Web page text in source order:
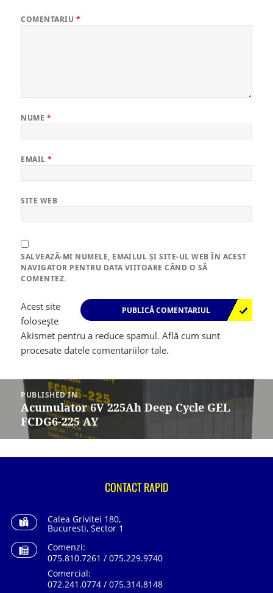
COMENTARIU *
NUME *
EMAIL*
SITE WEB
SALVEAZĂ-MI NUMELE, EMAILUL ȘI SITE-UL WEB ÎN ACEST
NAVIGATOR PENTRU DATA VIITOARE CÂND O SĂ
COMENTEZ.
Acest site
folosește
Akismet pentru a reduce spamul.Află cum sunt
procesate datele comentariilor tale.
Navigare
articole
PUBLISHED IN
Acumulator 6V 225Ah Deep Cycle GEL
FCDG6-225 AY
CONTACT RAPID
Calea Grivitei 180,
Bucuresti, Sector 1
Comenzi:
075.810.7261 / 075.229.9740
Comercial:
072.241.0774 / 075.314.8148